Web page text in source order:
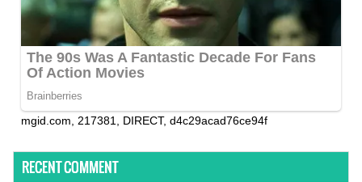
mgid.com, 217381, DIRECT, d4c29acad76ce94f
RECENT COMMENT